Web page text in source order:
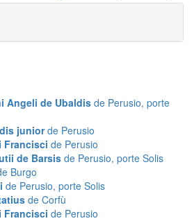
Angeli de Ubaldis de Perusio, porte
juniorde Perusio
Francisci de Perusio
de Barsis de Perusio, porte Solis
Burgo
de Perusio, porte Solis
de Corfù
Francisci de Perusio